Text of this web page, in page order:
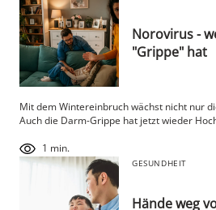
Norovirus -
"Grippe" hat
Mit dem Wintereinbruch wächst nicht nur
Auch die Darm-Grippe hat jetzt wieder
1 min.
GESUNDHEIT
Hände weg